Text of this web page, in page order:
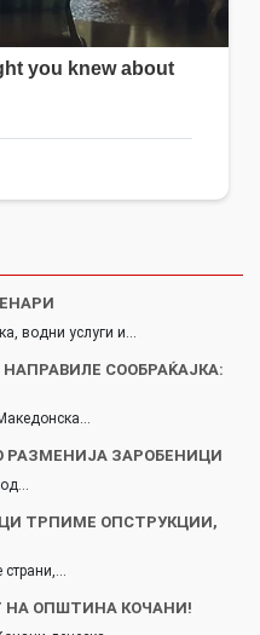
водни услуги и…
СООБРАЌАЈКА:
РАЗМЕНИЈА ЗАРОБЕНИЦИ
од…
ТРПИМЕ ОПСТРУКЦИИ,
страни,…
НА ОПШТИНА КОЧАНИ!